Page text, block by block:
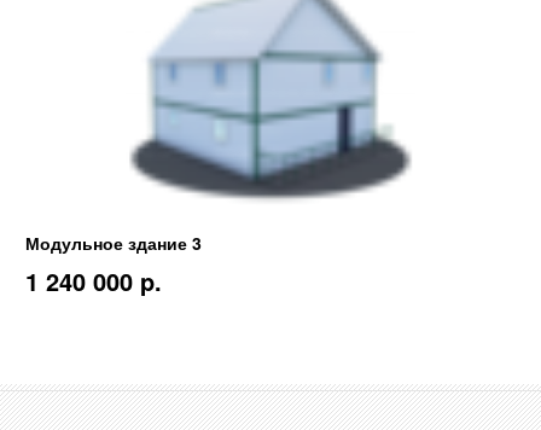
Модульное здание 3
1 240 000 p.